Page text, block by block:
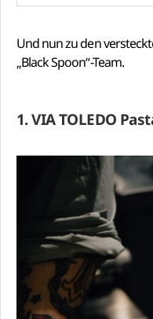
Und nun zu den
„Black Spoon“-Team.
1. VIA TOLEDO